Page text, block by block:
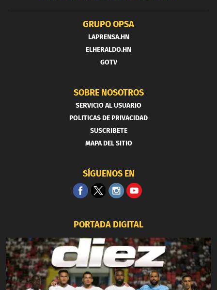
GRUPO OPSA
LAPRENSA.HN
ELHERALDO.HN
GOTV
SOBRE NOSOTROS
SERVICIO AL USUARIO
POLITICAS DE PRIVACIDAD
SUSCRIBETE
MAPA DEL SITIO
SÍGUENOS EN
PORTADA DIGITAL